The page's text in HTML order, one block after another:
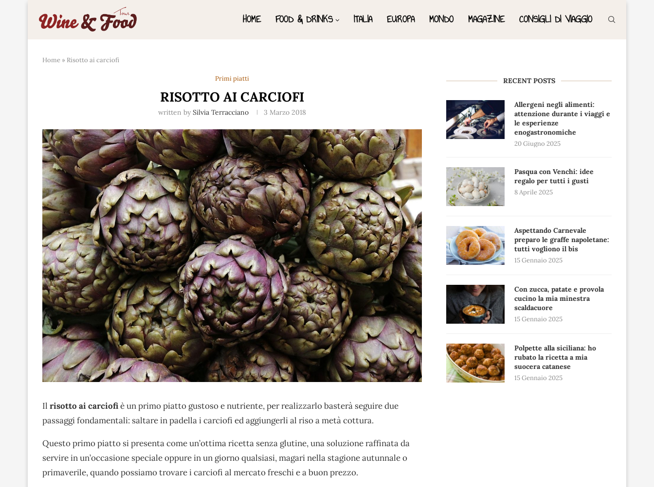
HOME FOOD & DRINKS ITALIA EUROPA MONDO MAGAZINE CONSIGLI DI VIAGGIO
Home » Risotto ai carciofi
Primi piatti
RISOTTO AI CARCIOFI
written by Silvia Terracciano 3 Marzo 2018
Il risotto ai carciofiè un primo piatto gustoso e nutriente, per realizzarlo basterà seguire due
passaggi fondamentali: saltare in padella i carciofi ed aggiungerli al riso a metà cottura.
Questo primo piatto si presenta come un’ottima ricetta senza glutine, una soluzione raffinata da
servire in un’occasione speciale oppure in un giorno qualsiasi, magari nella stagione autunnale o
primaverile, quando possiamo trovare i carciofi al mercato freschi e a buon prezzo.
RECENT POSTS
Allergeni negli alimenti:
attenzione durante i viaggi e
le esperienze
enogastronomiche
20 Giugno 2025
Pasqua con Venchi: idee
regalo per tutti i gusti
8 Aprile 2025
Aspettando Carnevale
preparo le graffe napoletane:
tutti vogliono il bis
15 Gennaio 2025
Con zucca, patate e provola
cucino la mia minestra
scaldacuore
15 Gennaio 2025
Polpette alla siciliana: ho
rubato la ricetta a mia
suocera catanese
15 Gennaio 2025